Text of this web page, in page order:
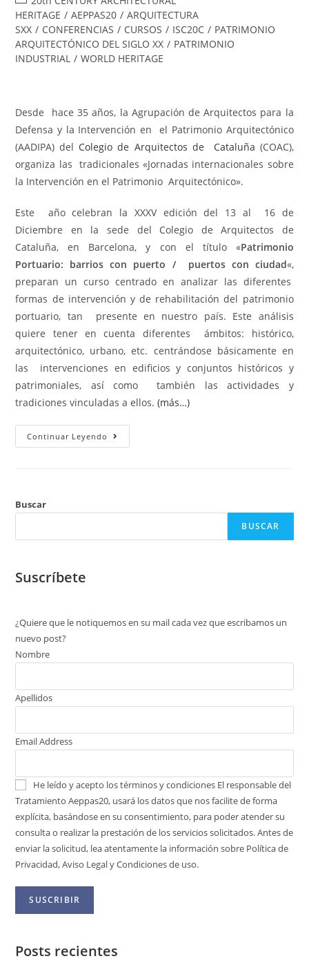
HERITAGE / AEPPAS20 / ARQUITECTURA
SXX / CONFERENCIAS / CURSOS / ISC20C / PATRIMONIO
ARQUITECTÓNICO DEL SIGLO XX / PATRIMONIO
INDUSTRIAL / WORLD HERITAGE
Desde hace 35 años, la Agrupación de Arquitectos para la
Defensa y la Intervención en el Patrimonio Arquitectónico
(AADIPA) del Colegio de Arquitectos de Cataluña (COAC),
organiza las tradicionales «Jornadas internacionales sobre
la Intervención en el Patrimonio Arquitectónico».
Este año celebran la XXXV edición del 13 al 16 de
Diciembre en la sede del Colegio de Arquitectos de
Cataluña, en Barcelona, y con el título «Patrimonio
Portuario: barrios con puerto / puertos con ciudad«,
preparan un curso centrado en analizar las diferentes
formas de intervención y de rehabilitación del patrimonio
portuario, tan presente en nuestro país. Este análisis
quiere tener en cuenta diferentes ámbitos: histórico,
arquitectónico, urbano, etc. centrándose básicamente en
las intervenciones en edificios y conjuntos históricos y
patrimoniales, así como también las actividades y
tradiciones vinculadas a ellos.(más…)
Continuar Leyendo
Buscar
BUSCAR
Suscríbete
¿Quiere que le notiquemos en su mail cada vez que escribamos un
nuevo post?
Nombre
Apellidos
Email Address
He leído y acepto los términos y condiciones El responsable del
Tratamiento Aeppas20, usará los datos que nos facilite de forma
explícita, basándose en su consentimiento, para poder atender su
consulta o realizar la prestación de los servicios solicitados. Antes de
enviar la solicitud, lea atentamente la información sobre Política de
Privacidad, Aviso Legal y Condiciones de uso.
Posts recientes